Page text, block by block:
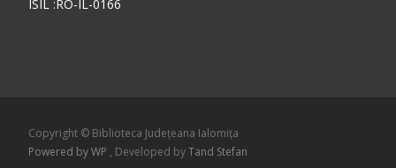
ISIL :RO-IL-0166
Copyright © Biblioteca Judeţeana Ialomiţa
Powered by WP , Developed byTand Stefan